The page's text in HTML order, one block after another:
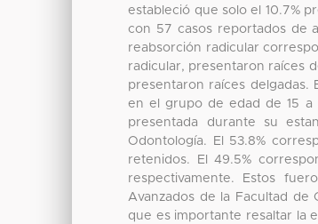
estableció que solo el 10.7%
con 57 casos reportados de
reabsorción radicular
radicular, presentaron raíces
presentaron raíces delgadas.
en el grupo de edad de 15 a
presentada durante su
Odontología. El 53.8%
retenidos. El 49.5%
respectivamente. Estos
Avanzados de la Facultad de
que es importante resaltar la